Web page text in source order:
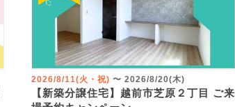
2026/8/11(火・祝) 〜 2026/8/20(木)
【新築分譲住宅】越前市芝原２丁目 ご来